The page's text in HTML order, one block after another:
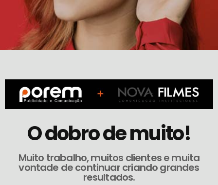
O dobro de muito!
Muito trabalho, muitos clientes e muita
vontade de continuar criando grandes
resultados.